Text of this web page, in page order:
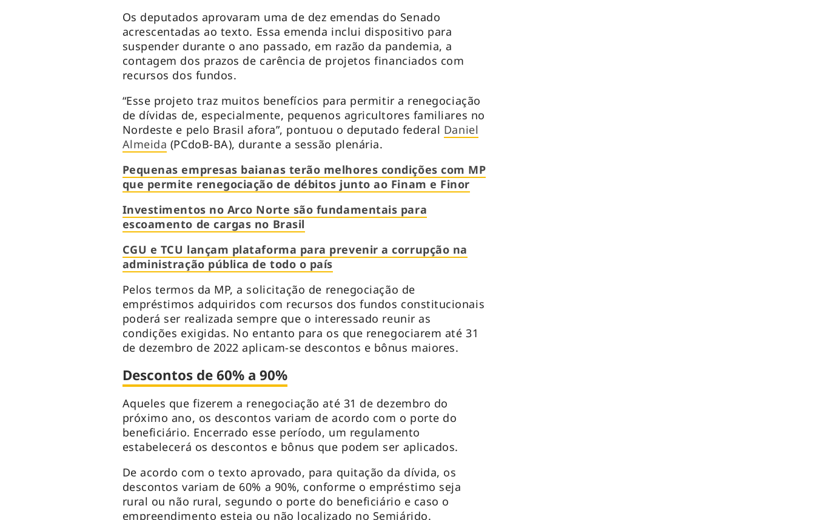
Os deputados aprovaram uma de dez emendas do Senado
acrescentadas ao texto. Essa emenda inclui dispositivo para
suspender durante o ano passado, em razão da pandemia, a
contagem dos prazos de carência de projetos financiados com
recursos dos fundos.
“Esse projeto traz muitos benefícios para permitir a renegociação
de dívidas de, especialmente, pequenos agricultores familiares no
Nordeste e pelo Brasil afora”, pontuou o deputado federal Daniel
Almeida (PCdoB-BA), durante a sessão plenária.
Pequenas empresas baianas terão melhores condições com MP
que permite renegociação de débitos junto ao Finam e Finor
Investimentos no Arco Norte são fundamentais para
escoamento de cargas no Brasil
CGU e TCU lançam plataforma para prevenir a corrupção na
administração pública de todo o país
Pelos termos da MP, a solicitação de renegociação de
empréstimos adquiridos com recursos dos fundos constitucionais
poderá ser realizada sempre que o interessado reunir as
condições exigidas. No entanto para os que renegociarem até 31
de dezembro de 2022 aplicam-se descontos e bônus maiores.
Descontos de 60% a 90%
Aqueles que fizerem a renegociação até 31 de dezembro do
próximo ano, os descontos variam de acordo com o porte do
beneficiário. Encerrado esse período, um regulamento
estabelecerá os descontos e bônus que podem ser aplicados.
De acordo com o texto aprovado, para quitação da dívida, os
descontos variam de 60% a 90%, conforme o empréstimo seja
rural ou não rural, segundo o porte do beneficiário e caso o
empreendimento esteja ou não localizado no Semiárido.